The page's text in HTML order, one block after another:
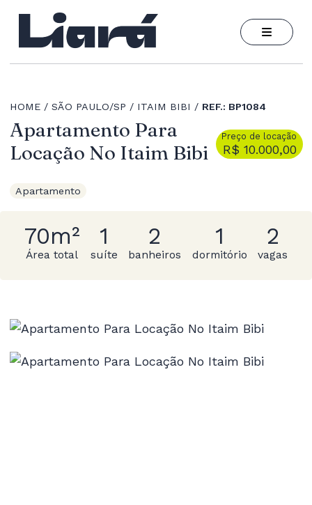
HOME SÃO PAULO/SP ITAIM BIBI REF.: BP1084
Apartamento Para
Locação No Itaim Bibi
Preço de locação
R$ 10.000,00
Apartamento
70m²
Área total
1
suíte
2
banheiros
1
dormitório
2
vagas